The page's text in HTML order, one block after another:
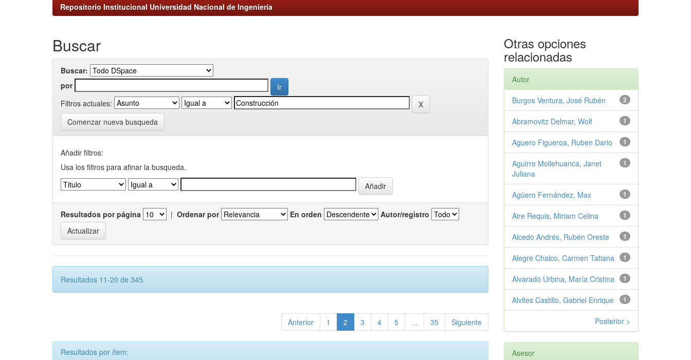
Repositorio Institucional Universidad Nacional de Ingeniería
Buscar
Buscar:
por
Filtros actuales:
Comenzar nueva busqueda
Añadir filtros:
Usa los filtros para afinar la busqueda.
Resultados por página | Ordenar por En orden Autor/registro
Resultados 11-20 de 345.
Anterior 1 2 3 4 5 ... 35 Siguiente
Resultados por ítem:
Otras opciones
relacionadas
Autor
2
Burgos Ventura, José Rubén
1
Abramovitz Delmar, Wolf
1
Aguero Figueroa, Ruben Dario
1
Aguirre Mollehuanca, Janet
Juliana
1
Agüero Fernández, Max
1
Aire Requis, Miriam Celina
1
Alcedo Andrés, Rubén Oreste
1
Alegre Chalco, Carmen Tatiana
1
Alvarado Urbina, María Cristina
1
Alvites Castillo, Gabriel Enrique
Posterior >
Asesor